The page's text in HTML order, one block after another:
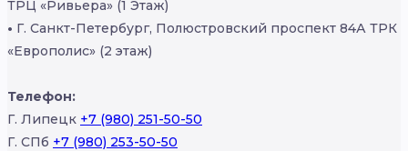
ТРЦ «Ривьера» (1 Этаж)
• Г. Санкт-Петербург, Полюстровский проспект 84А ТРК
«Европолис» (2 этаж)
Телефон:
Г. Липецк +7 (980) 251-50-50
Г. СПб +7 (980) 253-50-50